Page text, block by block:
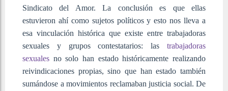
Sindicato del Amor. La conclusión es que ellas
estuvieron ahí como sujetos políticos y esto nos lleva a
esa vinculación histórica que existe entre trabajadoras
sexuales y grupos contestatarios: las trabajadoras
sexuales no solo han estado históricamente realizando
reivindicaciones propias, sino que han estado también
sumándose a movimientos reclamaban justicia social. De